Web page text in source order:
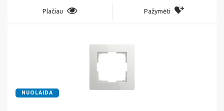
Plačiau Pažymėti
NUOLAIDA